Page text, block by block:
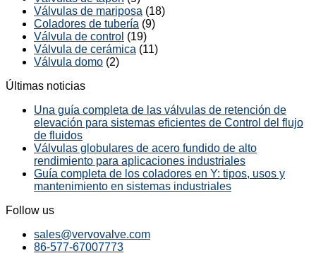
Válvulas de mariposa (18)
Coladores de tubería (9)
Válvula de control (19)
Válvula de cerámica (11)
Válvula domo (2)
Últimas noticias
Una guía completa de las válvulas de retención de
elevación para sistemas eficientes de Control del flujo
de fluidos
Válvulas globulares de acero fundido de alto
rendimiento para aplicaciones industriales
Guía completa de los coladores en Y: tipos, usos y
mantenimiento en sistemas industriales
Follow us
sales@vervovalve.com
86-577-67007773